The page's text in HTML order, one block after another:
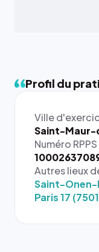
Profil du
Ville
Saint-Maur-
Numéro RPPS
Autres lieux
Saint-Onen-
Paris 17
{# 40×40
: la taille
rendue par
`.profile-